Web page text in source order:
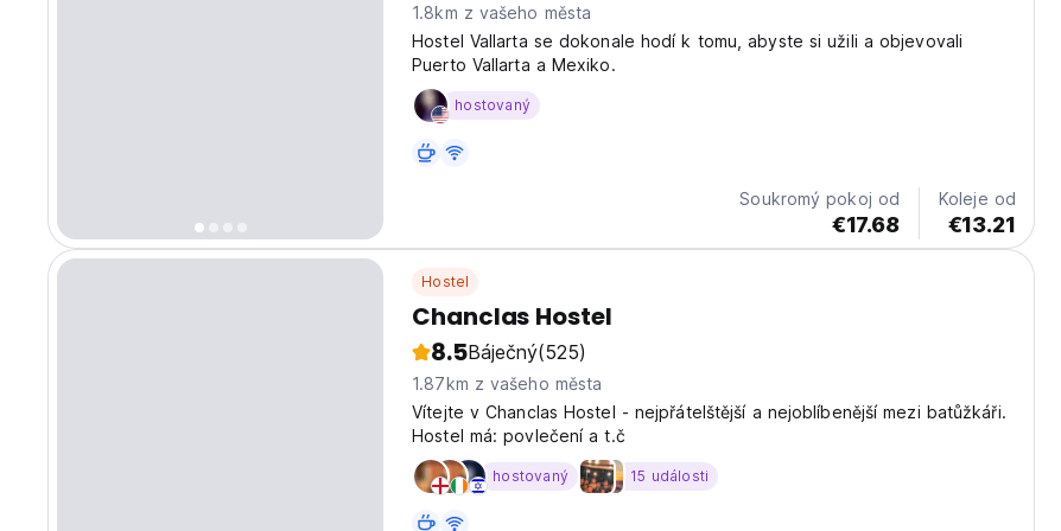
1.8km z vašeho města
Hostel Vallarta se dokonale hodí k tomu, abyste si užili a objevovali
Puerto Vallarta a Mexiko.
hostovaný
Soukromý pokoj od
€17.68
Koleje od
€13.21
Hostel
Chanclas Hostel
8.5Báječný(525)
1.87km z vašeho města
Vítejte v Chanclas Hostel - nejpřátelštější a nejoblíbenější mezi batůžkáři.
Hostel má: povlečení a t.č
hostovaný 15 události